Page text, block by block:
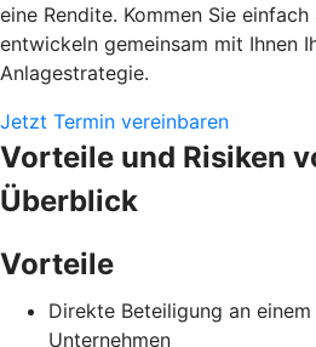
eine Rendite. Kommen Sie
entwickeln gemeinsam mit Ihnen
Anlagestrategie.
Jetzt Termin vereinbaren
Vorteile und Risiken
Überblick
Vorteile
Direkte Beteiligung an
Unternehmen